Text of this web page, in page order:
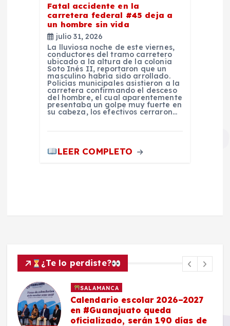
Fatal accidente en la
carretera federal #45 deja a
un hombre sin vida
julio 31, 2026
La lluviosa noche de este viernes,
conductores del tramo carretero
ubicado a la altura de la colonia
Soto Inés II, reportaron que un
masculino habría sido arrollado.
Policías municipales asistieron a la
carretera confirmando el desceso
del hombre, el cual aparentemente
presentaba un golpe muy fuerte en
su cabeza, los efectivos cerraron…
LEER COMPLETO
¿Te lo perdiste?
SALAMANCA
Calendario escolar 2026–2027
en #Guanajuato queda
oficializado, serán 190 días de